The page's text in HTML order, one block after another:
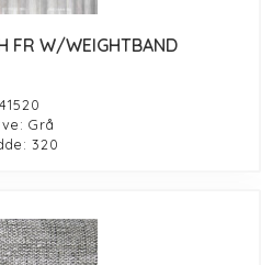
FR W/WEIGHTBAND
Grå
320